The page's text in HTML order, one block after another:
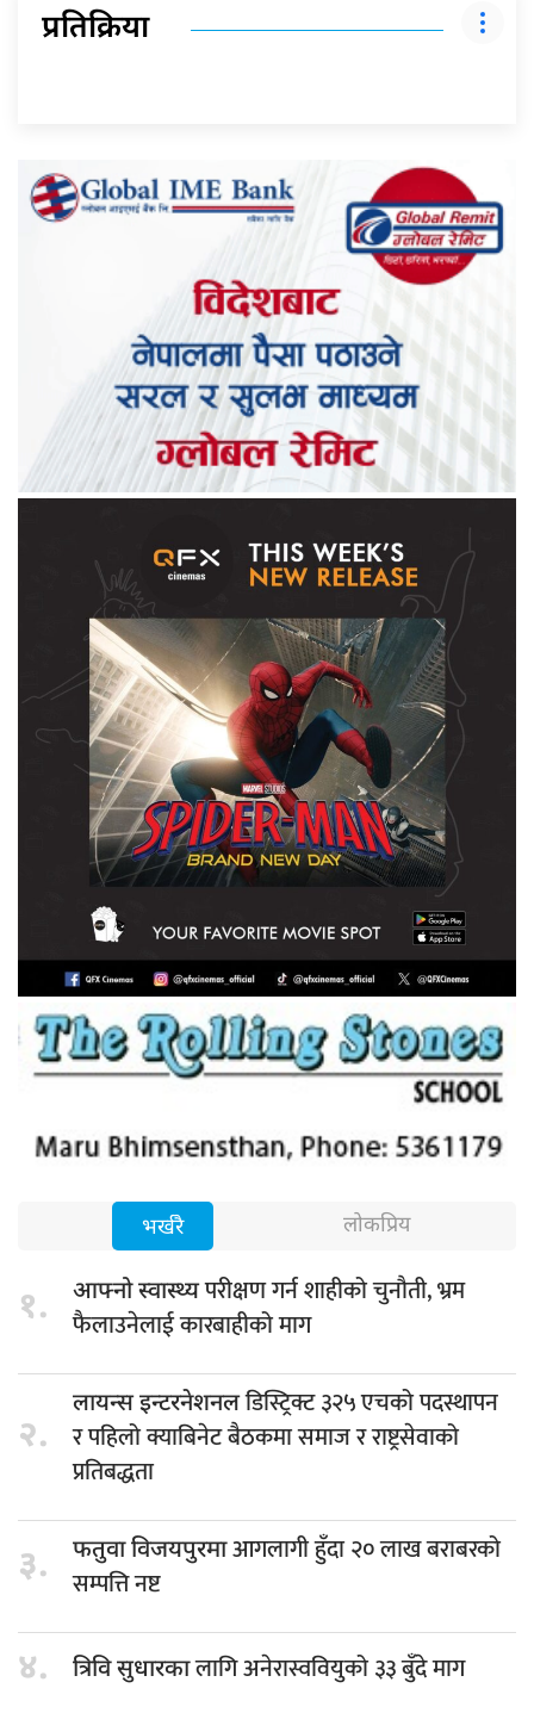
प्रतिक्रिया
भर्खरै लोकप्रिय
१. आफ्नो स्वास्थ्यपरीक्षण गर्न शाहीको चुनौती, भ्रम
फैलाउनेलाई कारबाहीको माग
२.
लायन्स इन्टरनेशनलडिस्ट्रिक्ट ३२५ एचको पदस्थापन
र पहिलो क्याबिनेट बैठकमा समाज र राष्ट्रसेवाको
प्रतिबद्धता
३. फतुवा विजयपुरमाआगलागी हुँदा २० लाख बराबरको
सम्पत्ति नष्ट
४. त्रिवि सुधारकालागि अनेरास्ववियुको ३३ बुँदे माग